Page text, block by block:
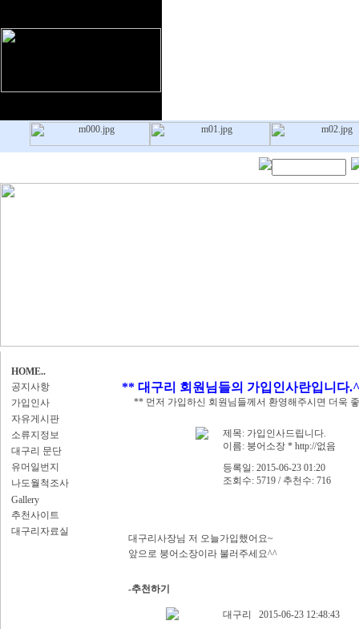
HOME..
공지사항
가입인사
자유게시판
소류지정보
대구리 문단
유머일번지
나도월척조사
Gallery
추천사이트
대구리자료실
** 대구리 회원님들의 가입인사란입니다
** 먼저 가입하신 회원님들께서 환영해주시면 더욱
제목: 가입인사드립니다.
이름: 붕어소장 * http://없음
등록일: 2015-06-23 01:20
조회수: 5719 / 추천수: 716
대구리사장님 저 오늘가입했어요~
앞으로 붕어소장이라 불러주세요^^
-추천하기
대구리
2015-06-23 12:48:43